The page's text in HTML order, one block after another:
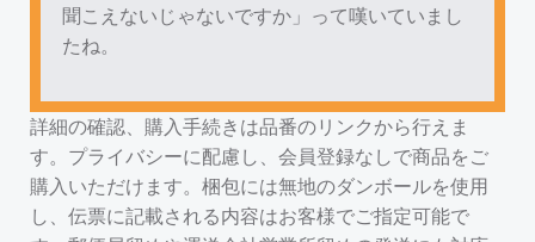
聞こえないじゃないですか」って嘆いていまし
たね。
詳細の確認、購入手続きは品番のリンクから行えま
す。プライバシーに配慮し、会員登録なしで商品をご
購入いただけます。梱包には無地のダンボールを使用
し、伝票に記載される内容はお客様でご指定可能で